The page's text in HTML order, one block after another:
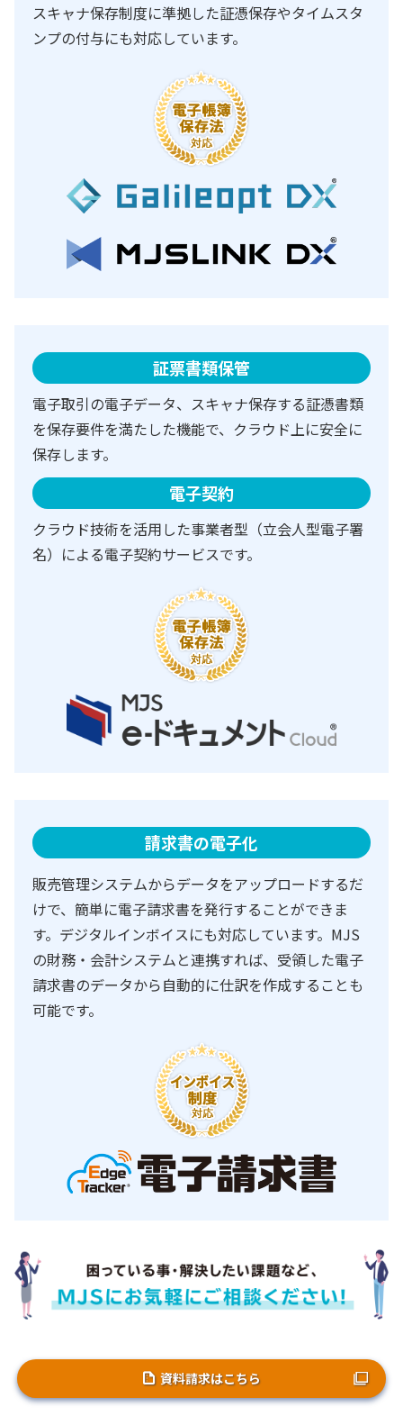
スキャナ保存制度に準拠した証憑保存やタイムスタ
ンプの付与にも対応しています。
証票書類保管
電子取引の電子データ、スキャナ保存する証憑書類
を保存要件を満たした機能で、クラウド上に安全に
保存します。
電子契約
クラウド技術を活用した事業者型（立会人型電子署
名）による電子契約サービスです。
請求書の電子化
販売管理システムからデータをアップロードするだ
けで、簡単に電子請求書を発行することができま
す。デジタルインボイスにも対応しています。MJS
の財務・会計システムと連携すれば、受領した電子
請求書のデータから自動的に仕訳を作成することも
可能です。
資料請求はこちら